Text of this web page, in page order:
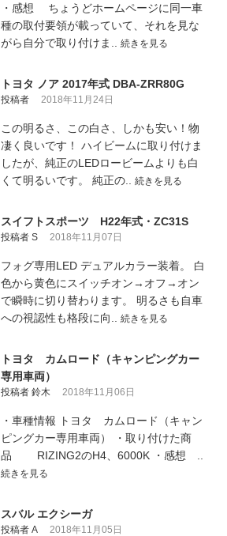
・感想 ちょうどホームページに同一車
種の取付要領が載っていて、それを見な
がら自分で取り付けま.. 続きを見る
トヨタ ノア 2017年式 DBA-ZRR80G
投稿者 2018年11月24日
この明るさ、この白さ、しかも安い！物
凄く良いです！ ハイビームに取り付けま
したが、純正のLEDロービームよりも白
くて明るいです。 純正の.. 続きを見る
スイフトスポーツ H22年式・ZC31S
投稿者 S 2018年11月07日
フォグ専用LED デュアルカラー装着。 白
色から黄色にスイッチオン→オフ→オン
で瞬時に切り替わります。 明るさも自車
への視認性も格段に向.. 続きを見る
トヨタ カムロード（キャンピングカー
専用車両）
投稿者 鈴木 2018年11月06日
・車種情報 トヨタ カムロード（キャン
ピングカー専用車両） ・取り付けた商
品 RIZING2のH4、6000K ・感想 ..
続きを見る
スバル エクシーガ
投稿者 A 2018年11月05日